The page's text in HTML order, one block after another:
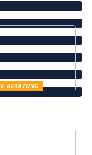
BERATUNG